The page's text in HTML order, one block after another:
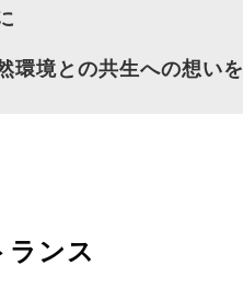
環境との共生への想い
ランス